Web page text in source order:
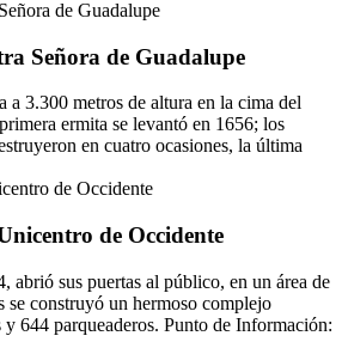
Señora de Guadalupe
a 3.300 metros de altura en la cima del
ermita se levantó en 1656; los
en cuatro ocasiones, la última
de Occidente
abrió sus puertas al público, en un área de
se construyó un hermoso complejo
644 parqueaderos. Punto de Información: